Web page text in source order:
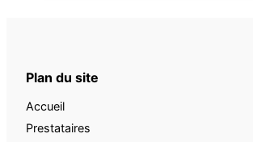
Plan du site
Accueil
Prestataires